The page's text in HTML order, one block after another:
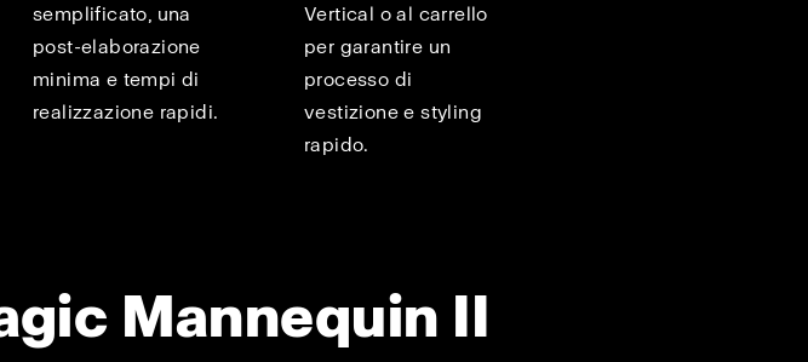
semplificato, una
post-elaborazione
minima e tempi di
realizzazione rapidi.
Vertical o al carrello
per garantire un
processo di
vestizione e styling
rapido.
Mannequin II